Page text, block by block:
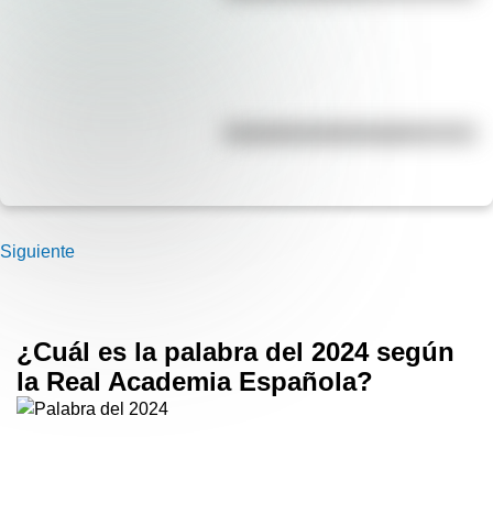
Siguiente
¿Cuál es la palabra del 2024 según
la Real Academia Española?